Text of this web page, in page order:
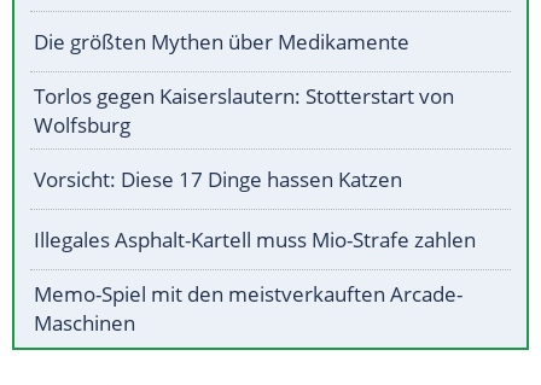
Die größten Mythen über Medikamente
Torlos gegen Kaiserslautern: Stotterstart von
Wolfsburg
Vorsicht: Diese 17 Dinge hassen Katzen
Illegales Asphalt-Kartell muss Mio-Strafe zahlen
Memo-Spiel mit den meistverkauften Arcade-
Maschinen